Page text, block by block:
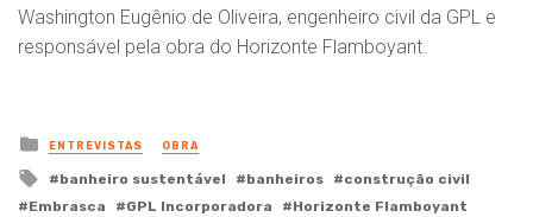
Washington Eugênio de Oliveira, engenheiro civil da GPL e
responsável pela obra do Horizonte Flamboyant.
Posted
in
ENTREVISTAS OBRA
Tagged
with
banheiro sustentável banheiros
construção civil
Embrasca
GPL Incorporadora
Horizonte Flamboyant